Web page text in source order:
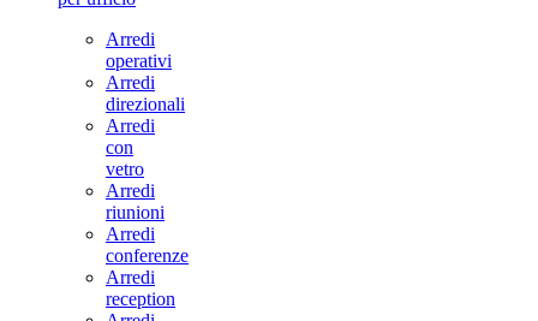
Arredi
operativi
Arredi
direzionali
Arredi
con
vetro
Arredi
riunioni
Arredi
conferenze
Arredi
reception